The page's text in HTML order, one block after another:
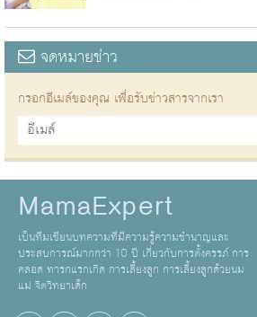
จดหมายข่าว
กรอกอีเมล์ของคุณ เพื่อรับข่าวสารจากเรา
MamaExpert
เป็นทีมเขียนบทความที่มีความรู้ความชำนาญและ
ประสบการณ์มากกว่า 10 ปี เกี่ยวกับการตั้งครรภ์ การ
คลอด ทารกแรกเกิด การเลี้ยงลูก การเลี้ยงลูกด้วยนม
แม่ จิตวิทยาเด็ก